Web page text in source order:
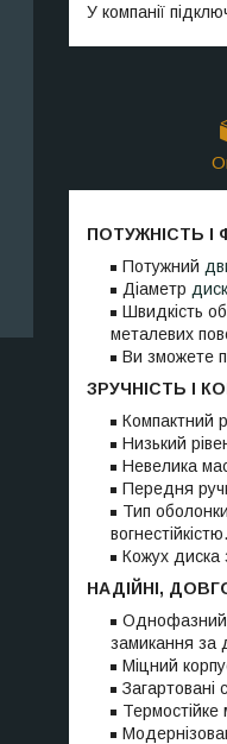
У компанії
ПОТУЖНІСТЬ І
Потужний
Діаметр
Швидкість
металевих
Ви зможете
ЗРУЧНІСТЬ І
Компактний
Низький
Невелика
Передня
Тип
вогнестійкістю.
Кожух диска
НАДІЙНІ,
Однофазний
замикання за
Міцний
Загартовані
Термостійке